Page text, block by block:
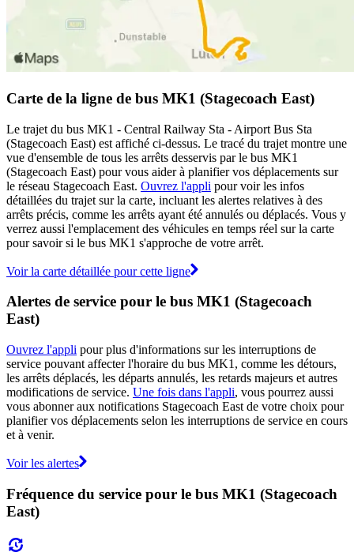
Carte de la ligne de bus MK1 (Stagecoach East)
Le trajet du bus MK1 - Central Railway Sta - Airport Bus Sta
(Stagecoach East) est affiché ci-dessus. Le tracé du trajet montre une
vue d'ensemble de tous les arrêts desservis par le bus MK1
(Stagecoach East) pour vous aider à planifier vos déplacements sur
le réseau Stagecoach East. Ouvrez l'appli pour voir les infos
détaillées du trajet sur la carte, incluant les alertes relatives à des
arrêts précis, comme les arrêts ayant été annulés ou déplacés. Vous y
verrez aussi l'emplacement des véhicules en temps réel sur la carte
pour savoir si le bus MK1 s'approche de votre arrêt.
Voir la carte détaillée pour cette ligne
Alertes de service pour le bus MK1 (Stagecoach
East)
Ouvrez l'appli pour plus d'informations sur les interruptions de
service pouvant affecter l'horaire du bus MK1, comme les détours,
les arrêts déplacés, les départs annulés, les retards majeurs et autres
modifications de service. Une fois dans l'appli, vous pourrez aussi
vous abonner aux notifications Stagecoach East de votre choix pour
planifier vos déplacements selon les interruptions de service en cours
et à venir.
Voir les alertes
Fréquence du service pour le bus MK1 (Stagecoach
East)